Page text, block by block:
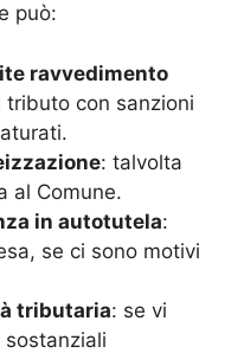
può:
ravvedimento
tributo con sanzioni
: talvolta
al Comune.
in autotutela:
se ci sono motivi
tributaria: se vi